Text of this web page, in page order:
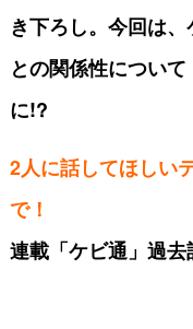
き下ろし。今回は
との関係性につい
に!?
2人に話してほしい
で！
連載「ケビ通」過去